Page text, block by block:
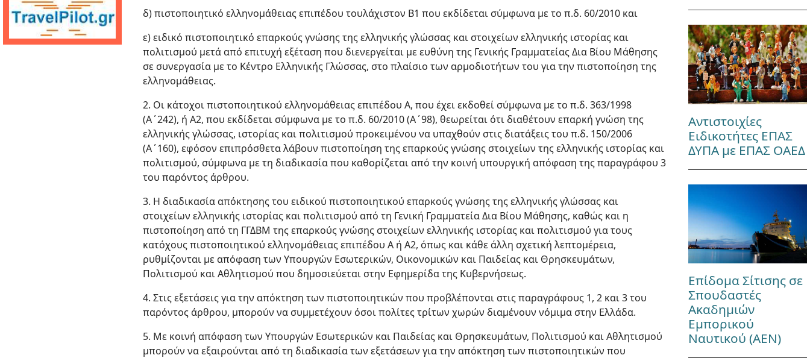
δ) πιστοποιητικό ελληνομάθειας επιπέδου τουλάχιστον Β1 που εκδίδεται σύμφωνα με το π.δ. 60/2010 και
ε) ειδικό πιστοποιητικό επαρκούς γνώσης της ελληνικής γλώσσας και στοιχείων ελληνικής ιστορίας και
πολιτισμού μετά από επιτυχή εξέταση που διενεργείται με ευθύνη της Γενικής Γραμματείας Δια Βίου Μάθησης
σε συνεργασία με το Κέντρο Ελληνικής Γλώσσας, στο πλαίσιο των αρμοδιοτήτων του για την πιστοποίηση της
ελληνομάθειας.
2. Οι κάτοχοι πιστοποιητικού ελληνομάθειας επιπέδου Α, που έχει εκδοθεί σύμφωνα με το π.δ. 363/1998
(Α΄242), ή Α2, που εκδίδεται σύμφωνα με το π.δ. 60/2010 (Α΄98), θεωρείται ότι διαθέτουν επαρκή γνώση της
ελληνικής γλώσσας, ιστορίας και πολιτισμού προκειμένου να υπαχθούν στις διατάξεις του π.δ. 150/2006
(Α΄160), εφόσον επιπρόσθετα λάβουν πιστοποίηση της επαρκούς γνώσης στοιχείων της ελληνικής ιστορίας και
πολιτισμού, σύμφωνα με τη διαδικασία που καθορίζεται από την κοινή υπουργική απόφαση της παραγράφου 3
του παρόντος άρθρου.
3. Η διαδικασία απόκτησης του ειδικού πιστοποιητικού επαρκούς γνώσης της ελληνικής γλώσσας και
στοιχείων ελληνικής ιστορίας και πολιτισμού από τη Γενική Γραμματεία Δια Βίου Μάθησης, καθώς και η
πιστοποίηση από τη ΓΓΔΒΜ της επαρκούς γνώσης στοιχείων ελληνικής ιστορίας και πολιτισμού για τους
κατόχους πιστοποιητικού ελληνομάθειας επιπέδου Α ή Α2, όπως και κάθε άλλη σχετική λεπτομέρεια,
ρυθμίζονται με απόφαση των Υπουργών Εσωτερικών, Οικονομικών και Παιδείας και Θρησκευμάτων,
Πολιτισμού και Αθλητισμού που δημοσιεύεται στην Εφημερίδα της Κυβερνήσεως.
4. Στις εξετάσεις για την απόκτηση των πιστοποιητικών που προβλέπονται στις παραγράφους 1, 2 και 3 του
παρόντος άρθρου, μπορούν να συμμετέχουν όσοι πολίτες τρίτων χωρών διαμένουν νόμιμα στην Ελλάδα.
5. Με κοινή απόφαση των Υπουργών Εσωτερικών και Παιδείας και Θρησκευμάτων, Πολιτισμού και Αθλητισμού
μπορούν να εξαιρούνται από τη διαδικασία των εξετάσεων για την απόκτηση των πιστοποιητικών που
Αντιστοιχίες
Ειδικοτήτες ΕΠΑΣ
ΔΥΠΑ με ΕΠΑΣ ΟΑΕΔ
Επίδομα Σίτισης σε
Σπουδαστές
Ακαδημιών
Εμπορικού
Ναυτικού (ΑΕΝ)